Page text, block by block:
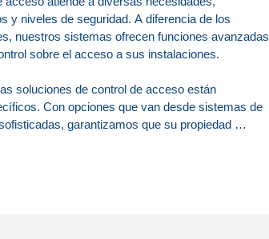
y niveles de seguridad. A diferencia de los
nuestros sistemas ofrecen funciones avanzadas
sobre el acceso a sus instalaciones.
soluciones de control de acceso están
Con opciones que van desde sistemas de
garantizamos que su propiedad